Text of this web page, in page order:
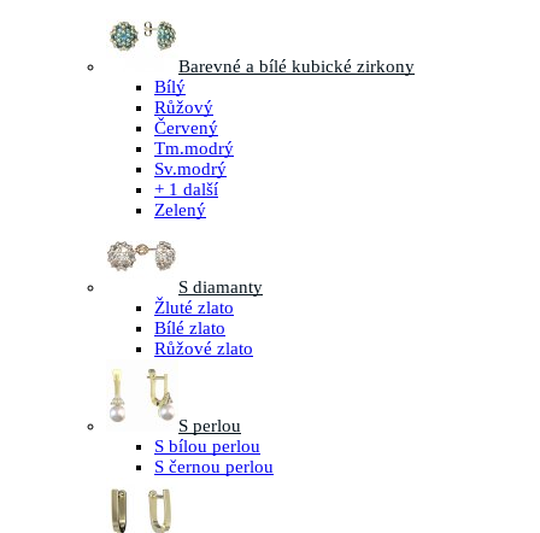
Barevné a bílé kubické zirkony
Bílý
Růžový
Červený
Tm.modrý
Sv.modrý
+ 1 další
Zelený
S diamanty
Žluté zlato
Bílé zlato
Růžové zlato
S perlou
S bílou perlou
S černou perlou